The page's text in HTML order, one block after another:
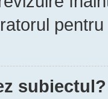
subiectul?